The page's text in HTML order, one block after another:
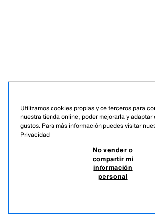
Utilizamos cookies propias y de terceros para
nuestra tienda online, poder mejorarla y adaptar
gustos. Para más información puedes visitar
Privacidad
No vender o
compartir mi
información
personal